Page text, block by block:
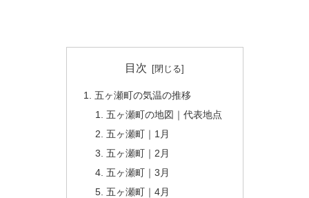
目次
五ヶ瀬町の気温の推移
五ヶ瀬町の地図｜代表地点
五ヶ瀬町｜1月
五ヶ瀬町｜2月
五ヶ瀬町｜3月
五ヶ瀬町｜4月